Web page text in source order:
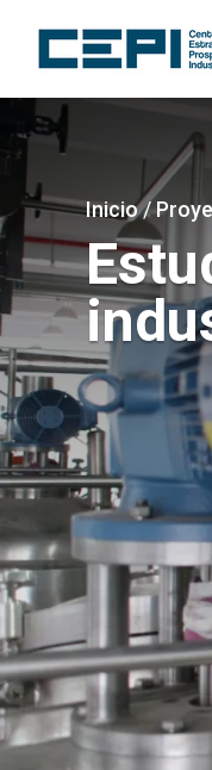
contenido
principal
Imagen
Sobrescribir
enlaces
de
ayuda
a
la
navegación
Inicio/